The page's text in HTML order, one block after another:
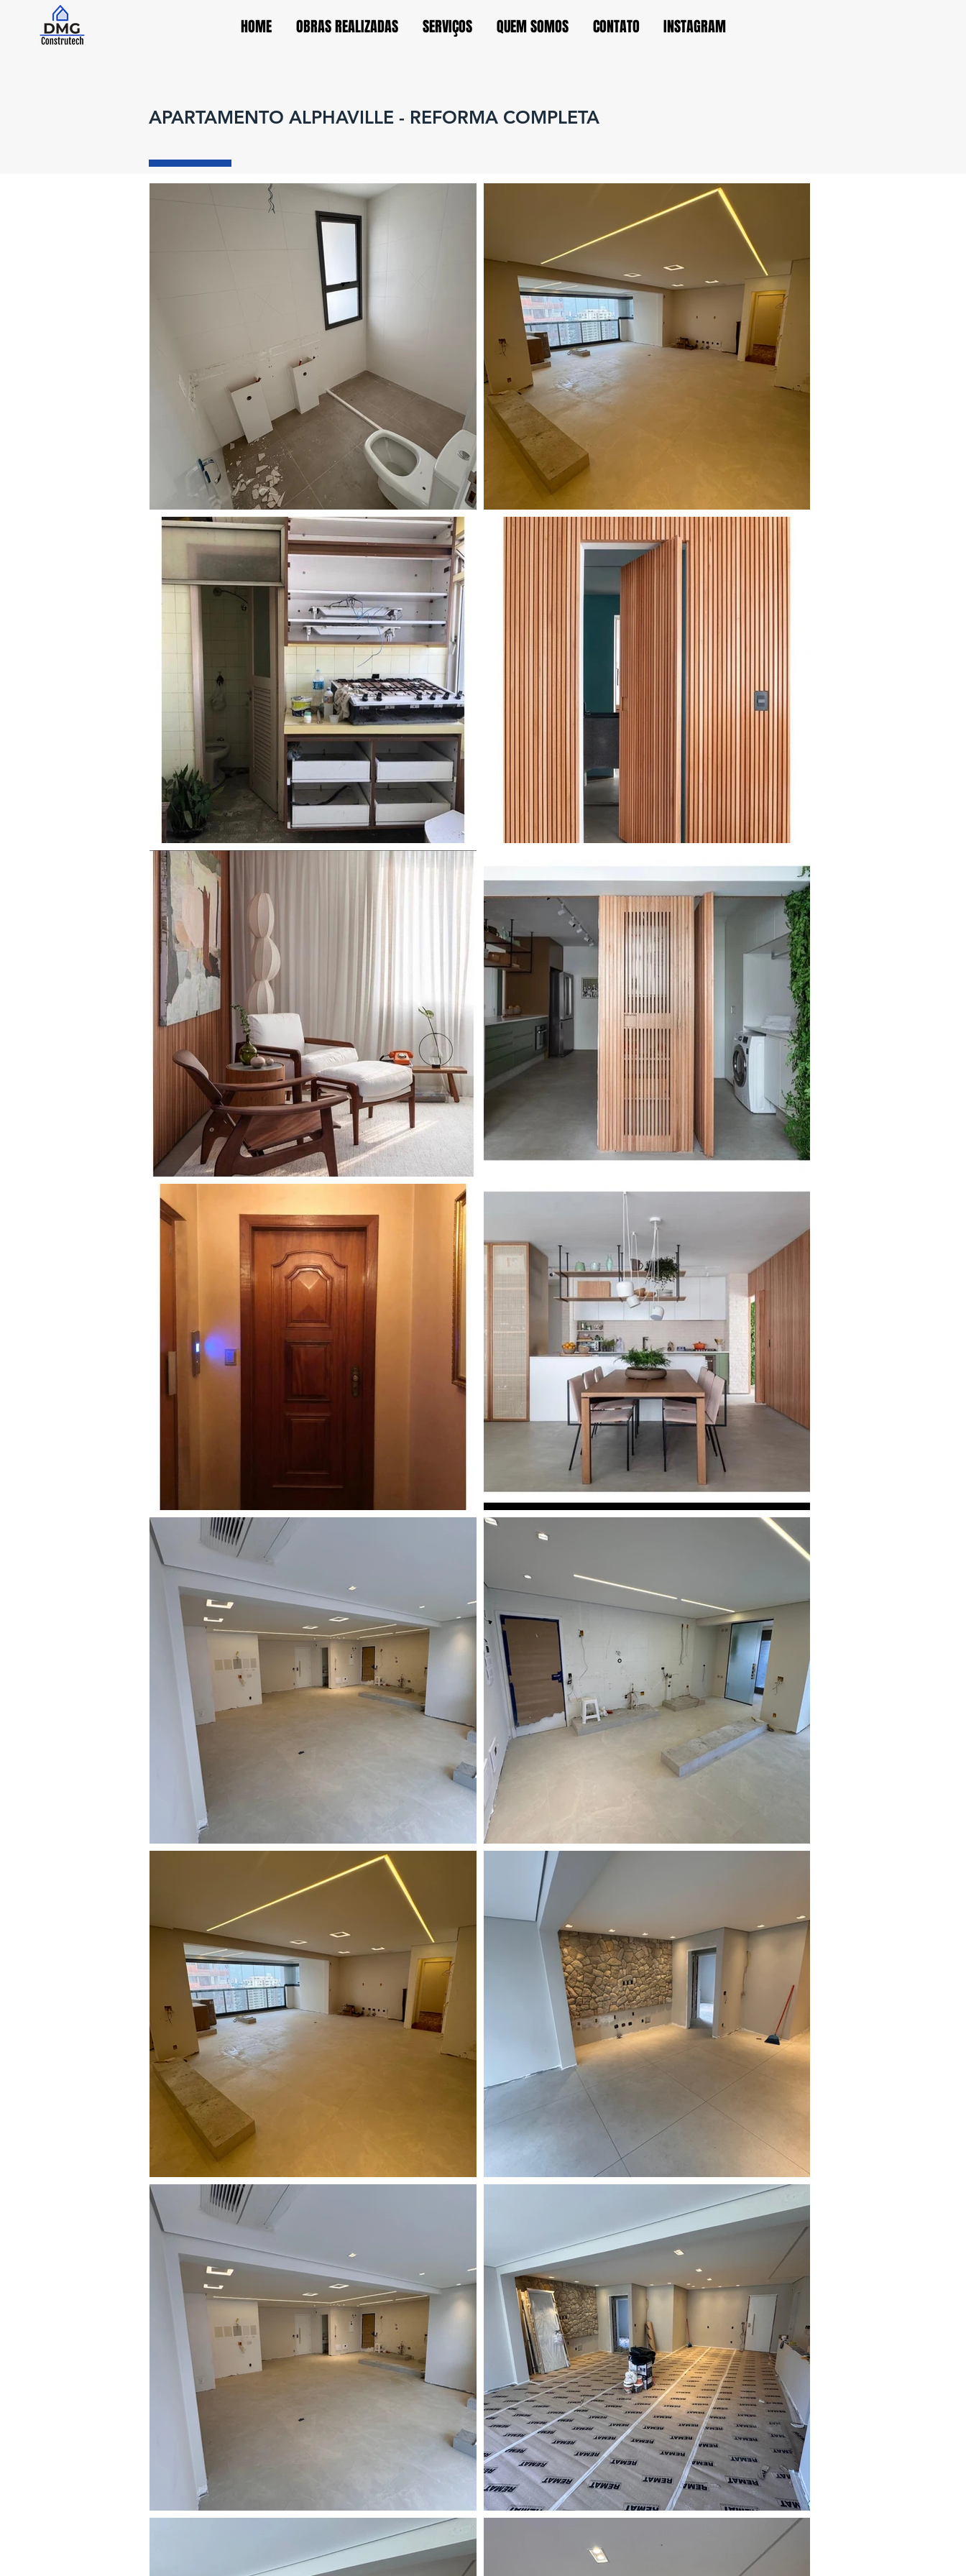
HOME OBRAS REALIZADAS SERVIÇOS QUEM SOMOS CONTATO INSTAGRAM
APARTAMENTO ALPHAVILLE - REFORMA COMPLETA